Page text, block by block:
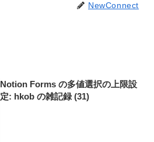
NewConnect
Notion Forms の多値選択の上限設
定: hkob の雑記録 (31)